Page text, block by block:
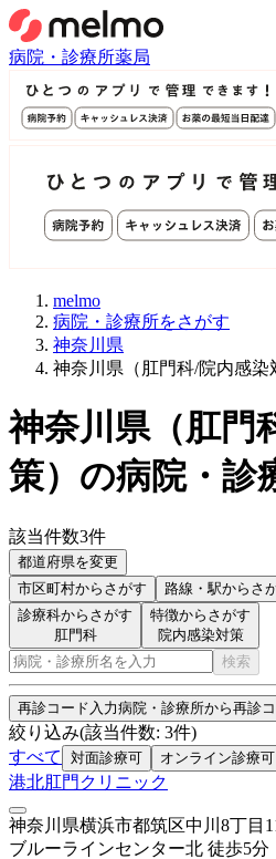
病院・診療所薬局
melmo
病院・診療所をさがす
神奈川県
神奈川県（肛門科/院内感
神奈川県（肛門
策） の病院・診
該当件数3件
都道府県を変更
市区町村からさがす 路線・駅からさ
診療科からさがす
肛門科
特徴からさがす
院内感染対策
検索
再診コード入力病院・診療所から再診
絞り込み(該当件数: 3件)
すべて
対面診療可 オンライン診療可
港北肛門クリニック
神奈川県横浜市都筑区中川8丁目
ブルーラインセンター北 徒歩5分